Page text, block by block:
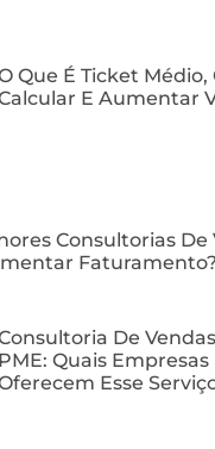
Que É Ticket Médio,
E Aumentar
Consultorias De
Faturamento?
De
PME: Quais Empresas
Esse